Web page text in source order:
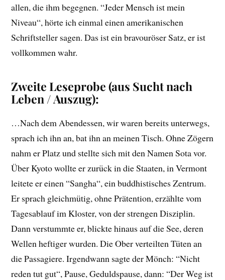
allen, die ihm begegnen. “Jeder Mensch ist mein
Niveau“, hörte ich einmal einen amerikanischen
Schriftsteller sagen. Das ist ein bravouröser Satz, er ist
vollkommen wahr.
Zweite Leseprobe (aus Sucht nach
Leben / Auszug):
…Nach dem Abendessen, wir waren bereits unterwegs,
sprach ich ihn an, bat ihn an meinen Tisch. Ohne Zögern
nahm er Platz und stellte sich mit den Namen Sota vor.
Über Kyoto wollte er zurück in die Staaten, in Vermont
leitete er einen “Sangha“, ein buddhistisches Zentrum.
Er sprach gleichmütig, ohne Prätention, erzählte vom
Tagesablauf im Kloster, von der strengen Disziplin.
Dann verstummte er, blickte hinaus auf die See, deren
Wellen heftiger wurden. Die Ober verteilten Tüten an
die Passagiere. Irgendwann sagte der Mönch: “Nicht
reden tut gut“, Pause, Geduldspause, dann: “Der Weg ist